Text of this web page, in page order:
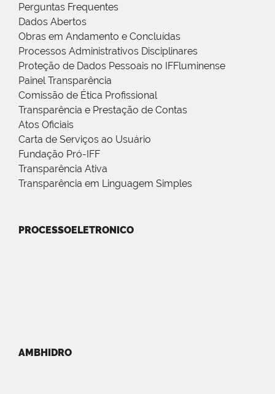
Perguntas Frequentes
Dados Abertos
Obras em Andamento e Concluídas
Processos Administrativos Disciplinares
Proteção de Dados Pessoais no IFFluminense
Painel Transparência
Comissão de Ética Profissional
Transparência e Prestação de Contas
Atos Oficiais
Carta de Serviços ao Usuário
Fundação Pró-IFF
Transparência Ativa
Transparência em Linguagem Simples
PROCESSOELETRONICO
AMBHIDRO